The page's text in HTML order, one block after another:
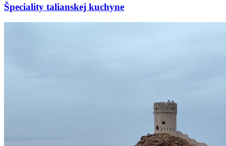
Špeciality talianskej kuchyne